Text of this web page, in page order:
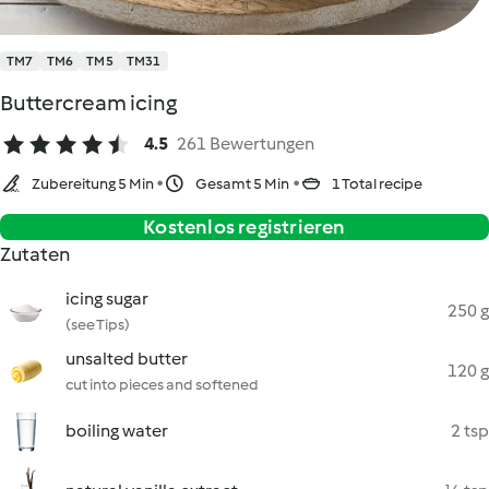
TM7 TM6 TM5 TM31
Buttercream icing
4.5 261 Bewertungen
Zubereitung 5 Min Gesamt 5 Min 1 Total recipe
Kostenlos registrieren
Zutaten
icing sugar
(see Tips)
250 g
unsalted butter
cut into pieces and softened
120 g
boiling water 2 tsp